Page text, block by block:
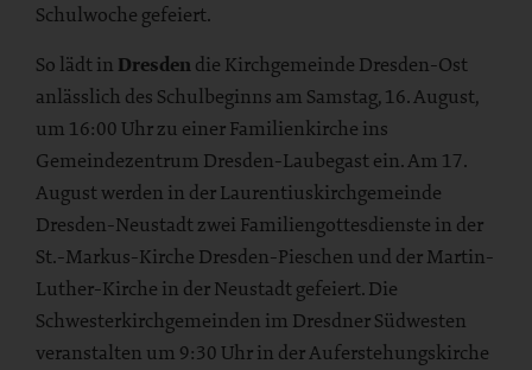
Schulwoche gefeiert.
So lädt in Dresdendie Kirchgemeinde Dresden-Ost
anlässlich des Schulbeginns am Samstag, 16. August,
um 16:00 Uhr zu einer Familienkirche ins
Gemeindezentrum Dresden-Laubegast ein. Am 17.
August werden in der Laurentiuskirchgemeinde
Dresden-Neustadt zwei Familiengottesdienste in der
St.-Markus-Kirche Dresden-Pieschen und der Martin-
Luther-Kirche in der Neustadt gefeiert. Die
Schwesterkirchgemeinden im Dresdner Südwesten
veranstalten um 9:30 Uhr in der Auferstehungskirche